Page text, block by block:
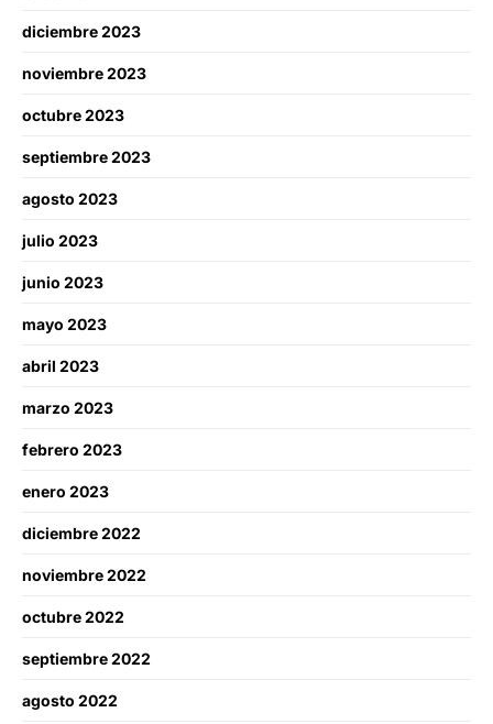
diciembre 2023
noviembre 2023
octubre 2023
septiembre 2023
agosto 2023
julio 2023
junio 2023
mayo 2023
abril 2023
marzo 2023
febrero 2023
enero 2023
diciembre 2022
noviembre 2022
octubre 2022
septiembre 2022
agosto 2022